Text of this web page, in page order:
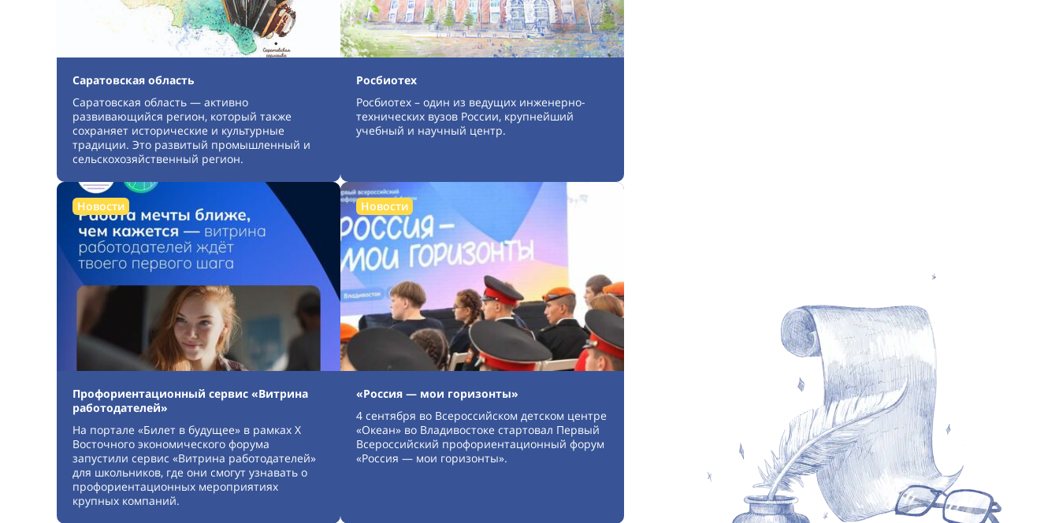
Саратовская область
Саратовская область — активно
развивающийся регион, который также
сохраняет исторические и культурные
традиции. Это развитый промышленный и
сельскохозяйственный регион.
Росбиотех
Росбиотех – один из ведущих инженерно-
технических вузов России, крупнейший
учебный и научный центр.
Новости
Профориентационный сервис «Витрина
работодателей»
На портале «Билет в будущее» в рамках X
Восточного экономического форума
запустили сервис «Витрина работодателей»
для школьников, где они смогут узнавать о
профориентационных мероприятиях
крупных компаний.
Новости
«Россия — мои горизонты»
4 сентября во Всероссийском детском центре
«Океан» во Владивостоке стартовал Первый
Всероссийский профориентационный форум
«Россия — мои горизонты».